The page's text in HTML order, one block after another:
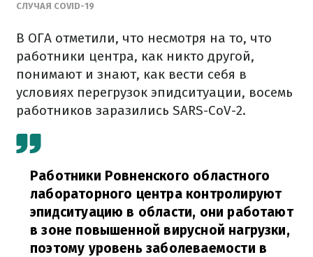
СЛУЧАЯ COVID-19
В ОГА отметили, что несмотря на то, что
работники центра, как никто другой,
понимают и знают, как вести себя в
условиях перегрузок эпидситуации, восемь
работников заразились SARS-CoV-2.
Работники Ровненского областного
лабораторного центра контролируют
эпидситуацию в области, они работают
в зоне повышенной вирусной нагрузки,
поэтому уровень заболеваемости в